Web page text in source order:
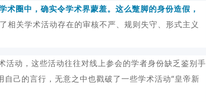
圈中，确实令学术界蒙羞。这么蹩脚的身份造假，
相关学术活动存在的审核不严、规则失守、形式主义
活动，这些活动往往对线上参会的学者身份缺乏鉴别手
己的言行，无意之中也戳破了一些学术活动“皇帝新